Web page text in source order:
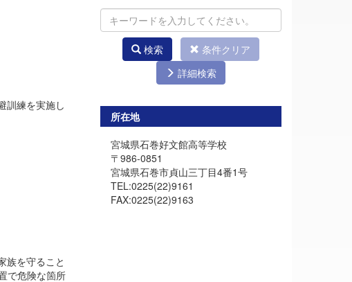
訓練を実施し
族を守ること
で危険な箇所
検索
条件クリア
詳細検索
所在地
宮城県石巻好文館高等学校
〒986-0851
宮城県石巻市貞山三丁目4番1号
TEL:0225(22)9161
FAX:0225(22)9163